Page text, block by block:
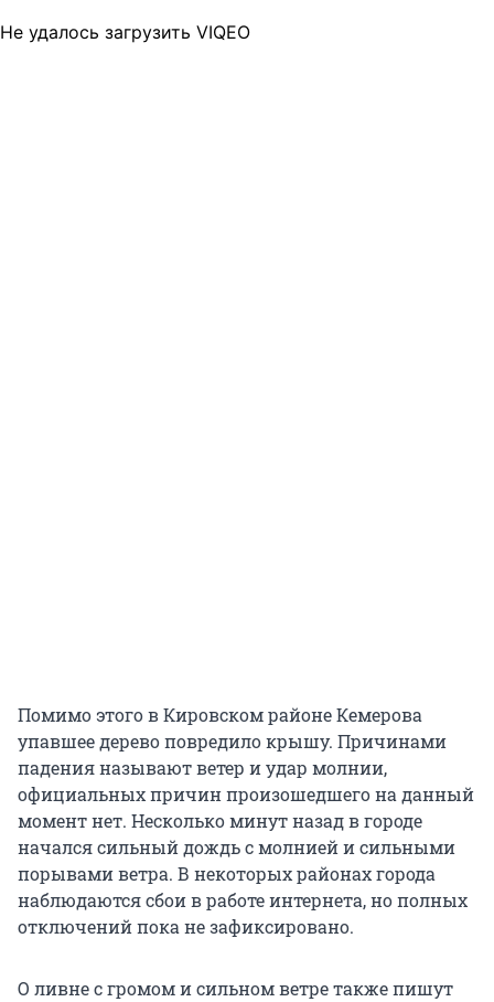
Не удалось загрузить VIQEO
Помимо этого в Кировском районе Кемерова
упавшее дерево повредило крышу. Причинами
падения называют ветер и удар молнии,
официальных причин произошедшего на данный
момент нет. Несколько минут назад в городе
начался сильный дождь с молнией и сильными
порывами ветра. В некоторых районах города
наблюдаются сбои в работе интернета, но полных
отключений пока не зафиксировано.
О ливне с громом и сильном ветре также пишут